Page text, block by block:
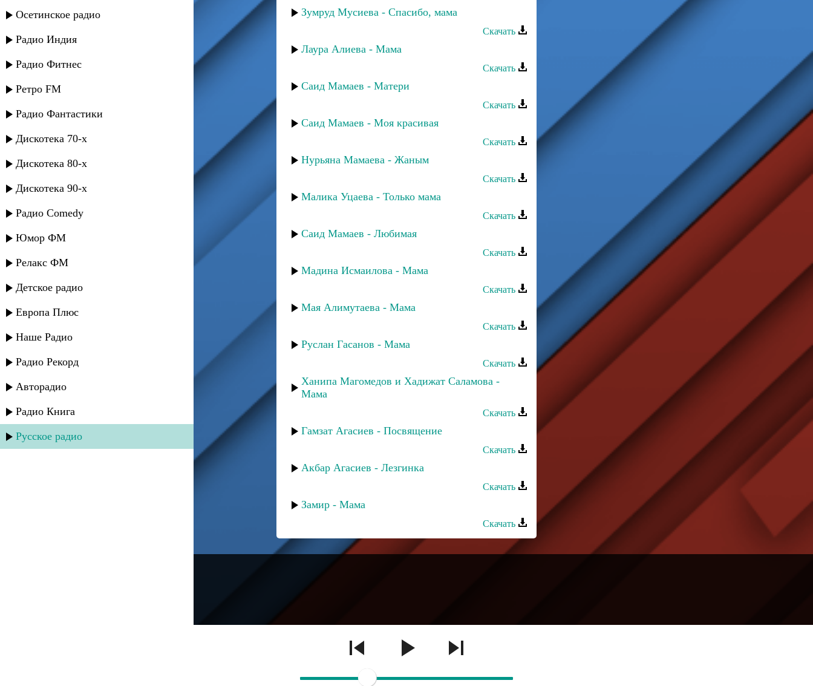
Осетинское радио
Радио Индия
Радио Фитнес
Ретро FM
Радио Фантастики
Дискотека 70-х
Дискотека 80-х
Дискотека 90-х
Радио Comedy
Юмор ФМ
Релакс ФМ
Детское радио
Европа Плюс
Наше Радио
Радио Рекорд
Авторадио
Радио Книга
Русское радио
Зумруд Мусиева - Спасибо, мама
Скачать
Лаура Алиева - Мама
Скачать
Саид Мамаев - Матери
Скачать
Саид Мамаев - Моя красивая
Скачать
Нурьяна Мамаева - Жаным
Скачать
Малика Уцаева - Только мама
Скачать
Саид Мамаев - Любимая
Скачать
Мадина Исмаилова - Мама
Скачать
Мая Алимутаева - Мама
Скачать
Руслан Гасанов - Мама
Скачать
Ханипа Магомедов и Хадижат Саламова -
Мама
Скачать
Гамзат Агасиев - Посвящение
Скачать
Акбар Агасиев - Лезгинка
Скачать
Замир - Мама
Скачать